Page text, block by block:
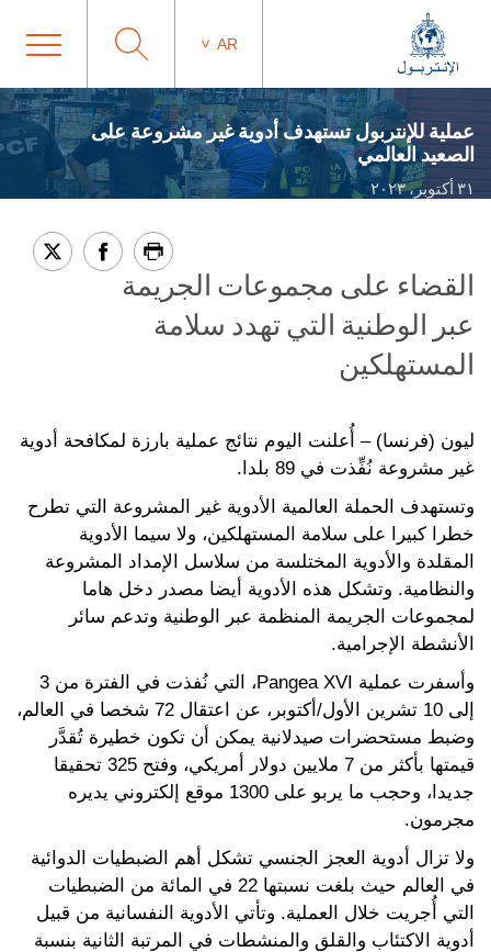
AR
عملية للإنتربول تستهدف أدوية غير مشروعة على
الصعيد العالمي
٣١ أكتوبر، ٢٠٢٣
القضاء على مجموعات الجريمة
عبر الوطنية التي تهدد سلامة
المستهلكين
ليون (فرنسا) – أُعلنت اليوم نتائج عملية بارزة لمكافحة أدوية
غير مشروعة نُفِّذت في 89 بلدا.
وتستهدف الحملة العالمية الأدوية غير المشروعة التي تطرح
خطرا كبيرا على سلامة المستهلكين، ولا سيما الأدوية
المقلدة والأدوية المختلسة من سلاسل الإمداد المشروعة
والنظامية. وتشكل هذه الأدوية أيضا مصدر دخل هاما
لمجموعات الجريمة المنظمة عبر الوطنية وتدعم سائر
الأنشطة الإجرامية.
وأسفرت عملية Pangea XVI، التي نُفذت في الفترة من 3
إلى 10 تشرين الأول/أكتوبر، عن اعتقال 72 شخصا في العالم،
وضبط مستحضرات صيدلانية يمكن أن تكون خطيرة تُقدَّر
قيمتها بأكثر من 7 ملايين دولار أمريكي، وفتح 325 تحقيقا
جديدا، وحجب ما يربو على 1300 موقع إلكتروني يديره
مجرمون.
ولا تزال أدوية العجز الجنسي تشكل أهم الضبطيات الدوائية
في العالم حيث بلغت نسبتها 22 في المائة من الضبطيات
التي أُجريت خلال العملية. وتأتي الأدوية النفسانية من قبيل
أدوية الاكتئاب والقلق والمنشطات في المرتبة الثانية بنسبة